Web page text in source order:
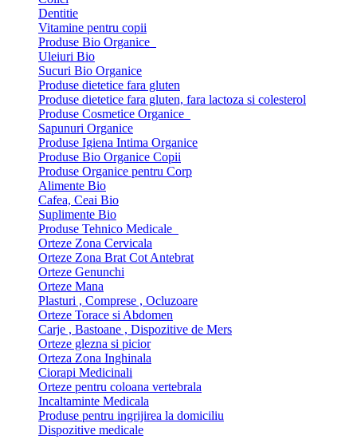
Dentitie
Vitamine pentru copii
Produse Bio Organice
Uleiuri Bio
Sucuri Bio Organice
Produse dietetice fara gluten
Produse dietetice fara gluten, fara lactoza si colesterol
Produse Cosmetice Organice
Sapunuri Organice
Produse Igiena Intima Organice
Produse Bio Organice Copii
Produse Organice pentru Corp
Alimente Bio
Cafea, Ceai Bio
Suplimente Bio
Produse Tehnico Medicale
Orteze Zona Cervicala
Orteze Zona Brat Cot Antebrat
Orteze Genunchi
Orteze Mana
Plasturi , Comprese , Ocluzoare
Orteze Torace si Abdomen
Carje , Bastoane , Dispozitive de Mers
Orteze glezna si picior
Orteza Zona Inghinala
Ciorapi Medicinali
Orteze pentru coloana vertebrala
Incaltaminte Medicala
Produse pentru ingrijirea la domiciliu
Dispozitive medicale